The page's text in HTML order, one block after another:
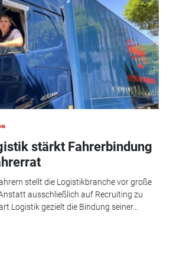
stärkt Fahrerbindung
stellt die Logistikbranche vor große
ausschließlich auf Recruiting zu
Logistik gezielt die Bindung seiner...